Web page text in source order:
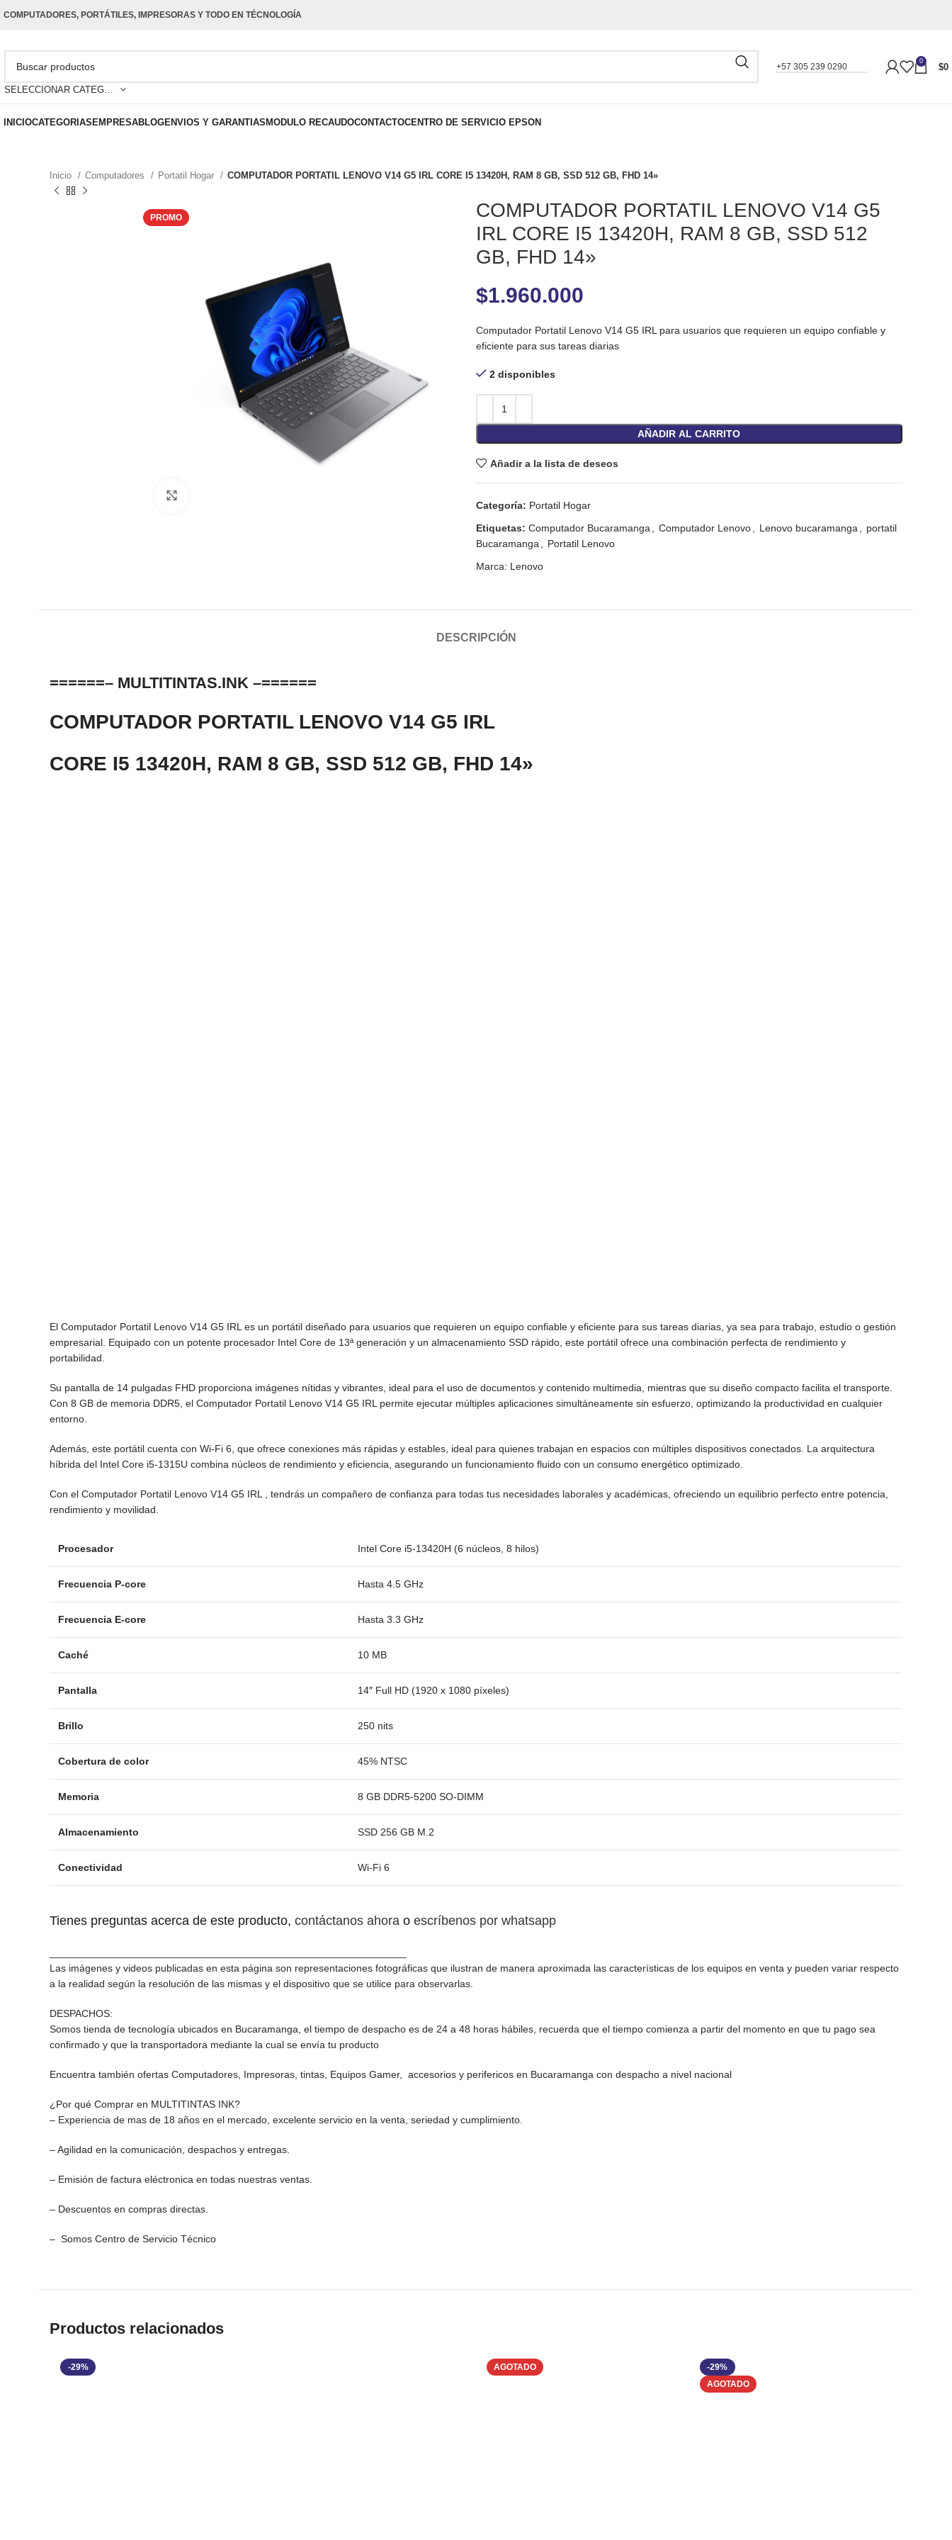
COMPUTADORES, PORTÁTILES, IMPRESORAS Y TODO EN TÉCNOLOGÍA
SELECCIONAR CATEGORÍA
+57 305 239 0290
0
$0
INICIOCATEGORIASEMPRESABLOGENVIOS Y GARANTIASMODULO RECAUDOCONTACTOCENTRO DE SERVICIO EPSON
Inicio Computadores Portatil Hogar COMPUTADOR PORTATIL LENOVO V14 G5 IRL CORE I5 13420H, RAM 8 GB, SSD 512 GB, FHD 14»
PROMO
COMPUTADOR PORTATIL LENOVO V14 G5
IRL CORE I5 13420H, RAM 8 GB, SSD 512
GB, FHD 14»
$1.960.000
Computador Portatil Lenovo V14 G5 IRL para usuarios que requieren un equipo confiable y
eficiente para sus tareas diarias
2 disponibles
AÑADIR AL CARRITO
Añadir a la lista de deseos
Categoría: Portatil Hogar
Etiquetas: Computador Bucaramanga Computador Lenovo Lenovo bucaramanga
portatil
Bucaramanga
Portatil Lenovo
Marca: Lenovo
DESCRIPCIÓN
======– MULTITINTAS.INK –======
COMPUTADOR PORTATIL LENOVO V14 G5 IRL
CORE I5 13420H, RAM 8 GB, SSD 512 GB, FHD 14»
El Computador Portatil Lenovo V14 G5 IRL es un portátil diseñado para usuarios que requieren un equipo confiable y eficiente para sus tareas diarias, ya sea para trabajo, estudio o gestión
empresarial. Equipado con un potente procesador Intel Core de 13ª generación y un almacenamiento SSD rápido, este portátil ofrece una combinación perfecta de rendimiento y
portabilidad.
Su pantalla de 14 pulgadas FHD proporciona imágenes nítidas y vibrantes, ideal para el uso de documentos y contenido multimedia, mientras que su diseño compacto facilita el transporte.
Con 8 GB de memoria DDR5, el Computador Portatil Lenovo V14 G5 IRL permite ejecutar múltiples aplicaciones simultáneamente sin esfuerzo, optimizando la productividad en cualquier
entorno.
Además, este portátil cuenta con Wi-Fi 6, que ofrece conexiones más rápidas y estables, ideal para quienes trabajan en espacios con múltiples dispositivos conectados. La arquitectura
híbrida del Intel Core i5-1315U combina núcleos de rendimiento y eficiencia, asegurando un funcionamiento fluido con un consumo energético optimizado.
Con el Computador Portatil Lenovo V14 G5 IRL , tendrás un compañero de confianza para todas tus necesidades laborales y académicas, ofreciendo un equilibrio perfecto entre potencia,
rendimiento y movilidad.
Procesador Intel Core i5-13420H (6 núcleos, 8 hilos)
Frecuencia P-core Hasta 4.5 GHz
Frecuencia E-core Hasta 3.3 GHz
Caché 10 MB
Pantalla 14″ Full HD (1920 x 1080 píxeles)
Brillo 250 nits
Cobertura de color 45% NTSC
Memoria 8 GB DDR5-5200 SO-DIMM
Almacenamiento SSD 256 GB M.2
Conectividad Wi-Fi 6
Tienes preguntas acerca de este producto,contáctanos ahora oescríbenos por whatsapp
Las imágenes y videos publicadas en esta página son representaciones fotográficas que ilustran de manera aproximada las características de los equipos en venta y pueden variar respecto
a la realidad según la resolución de las mismas y el dispositivo que se utilice para observarlas.
DESPACHOS:
Somos tienda de tecnología ubicados en Bucaramanga, el tiempo de despacho es de 24 a 48 horas hábiles, recuerda que el tiempo comienza a partir del momento en que tu pago sea
confirmado y que la transportadora mediante la cual se envía tu producto
Encuentra también ofertas Computadores, Impresoras, tintas, Equipos Gamer, accesorios y perifericos en Bucaramanga con despacho a nivel nacional
¿Por qué Comprar en MULTITINTAS INK?
– Experiencia de mas de 18 años en el mercado, excelente servicio en la venta, seriedad y cumplimiento.
– Agilidad en la comunicación, despachos y entregas.
– Emisión de factura eléctronica en todas nuestras ventas.
– Descuentos en compras directas.
– Somos Centro de Servicio Técnico
Productos relacionados
-29% AGOTADO
-29%
AGOTADO